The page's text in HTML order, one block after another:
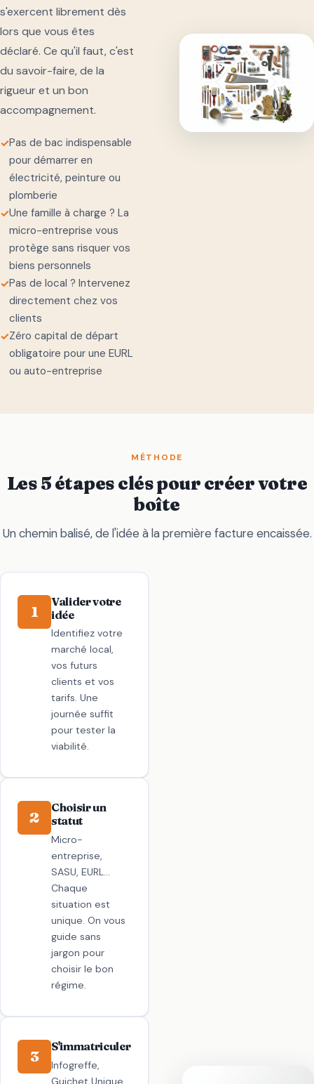
s'exercent librement dès
lors que vous êtes
déclaré. Ce qu'il faut, c'est
du savoir-faire, de la
rigueur et un bon
accompagnement.
✓Pas de bac indispensable
pour démarrer en
électricité, peinture ou
plomberie
✓Une famille à charge ? La
micro-entreprise vous
protège sans risquer vos
biens personnels
✓Pas de local ? Intervenez
directement chez vos
clients
✓Zéro capital de départ
obligatoire pour une EURL
ou auto-entreprise
MÉTHODE
Les 5 étapes clés pour créer votre
boîte
Un chemin balisé, de l'idée à la première facture encaissée.
1
Valider votre
idée
Identifiez votre
marché local,
vos futurs
clients et vos
tarifs. Une
journée suffit
pour tester la
viabilité.
2
Choisir un
statut
Micro-
entreprise,
SASU, EURL…
Chaque
situation est
unique. On vous
guide sans
jargon pour
choisir le bon
régime.
3
S'immatriculer
Infogreffe,
Guichet Unique,